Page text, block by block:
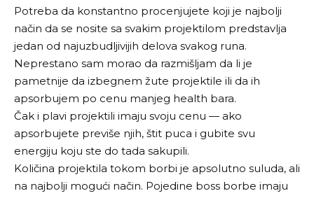
Potreba da konstantno procenjujete koji je najbolji
način da se nosite sa svakim projektilom predstavlja
jedan od najuzbudljivijih delova svakog runa.
Neprestano sam morao da razmišljam da li je
pametnije da izbegnem žute projektile ili da ih
apsorbujem po cenu manjeg health bara.
Čak i plavi projektili imaju svoju cenu — ako
apsorbujete previše njih, štit puca i gubite svu
energiju koju ste do tada sakupili.
Količina projektila tokom borbi je apsolutno suluda, ali
na najbolji mogući način. Pojedine boss borbe imaju